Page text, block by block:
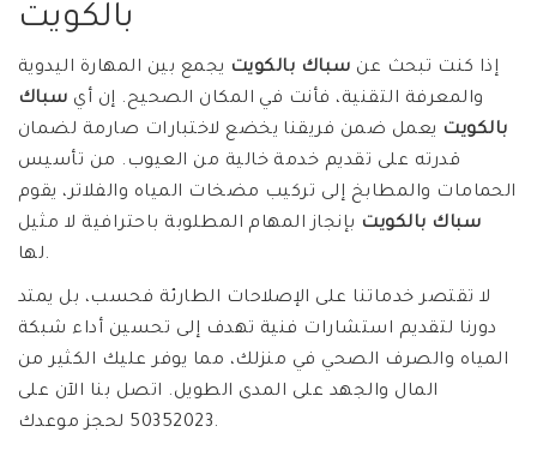
بالكويت
إذا كنت تبحث عن سباك بالكويت يجمع بين المهارة اليدوية
والمعرفة التقنية، فأنت في المكان الصحيح. إن أي سباك
بالكويت يعمل ضمن فريقنا يخضع لاختبارات صارمة لضمان
قدرته على تقديم خدمة خالية من العيوب. من تأسيس
الحمامات والمطابخ إلى تركيب مضخات المياه والفلاتر، يقوم
سباك بالكويت بإنجاز المهام المطلوبة باحترافية لا مثيل
لها.
لا تقتصر خدماتنا على الإصلاحات الطارئة فحسب، بل يمتد
دورنا لتقديم استشارات فنية تهدف إلى تحسين أداء شبكة
المياه والصرف الصحي في منزلك، مما يوفر عليك الكثير من
المال والجهد على المدى الطويل. اتصل بنا الآن على
50352023 لحجز موعدك.